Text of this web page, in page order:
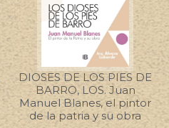
DIOSES DE LOS PIES DE
BARRO, LOS. Juan
Manuel Blanes, el pintor
de la patria y su obra